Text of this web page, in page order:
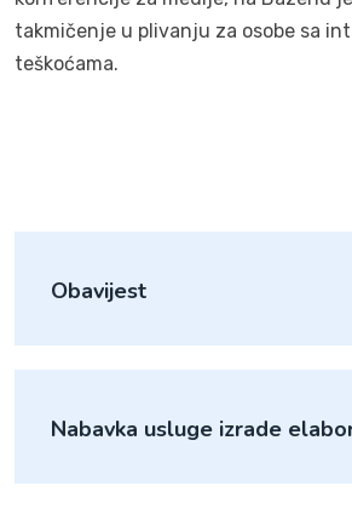
takmičenje u plivanju za osobe sa
teškoćama.
Obavijest
Nabavka usluge izrade